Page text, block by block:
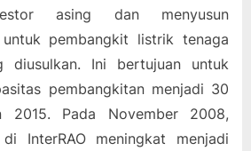
asing dan menyusun
pembangkit listrik tenaga
diusulkan. Ini bertujuan untuk
pembangkitan menjadi 30
2015. Pada November 2008,
InterRAO meningkat menjadi